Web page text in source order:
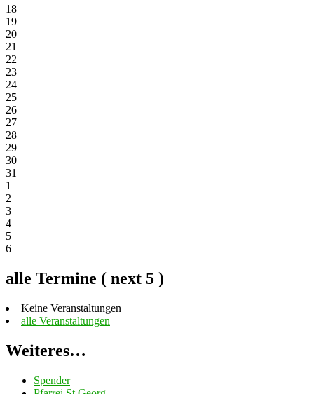
18
19
20
21
22
23
24
25
26
27
28
29
30
31
1
2
3
4
5
6
alle Termine ( next 5 )
Keine Veranstaltungen
alle Veranstaltungen
Weiteres…
Spender